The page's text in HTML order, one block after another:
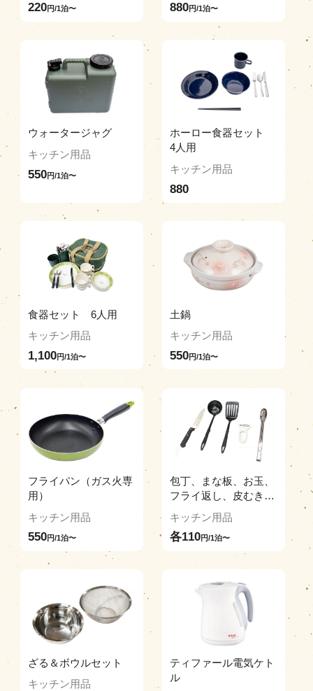
220円/1泊〜 880円/1泊〜
ウォータージャグ
キッチン用品
550円/1泊〜
ホーロー食器セット
4人用
キッチン用品
880
食器セット 6人用
キッチン用品
1,100円/1泊〜
土鍋
キッチン用品
550円/1泊〜
フライパン（ガス火専
用）
キッチン用品
550円/1泊〜
包丁、まな板、お玉、
フライ返し、皮むき、
調理トング
キッチン用品
各110円/1泊〜
ざる＆ボウルセット
キッチン用品
ティファール電気ケト
ル